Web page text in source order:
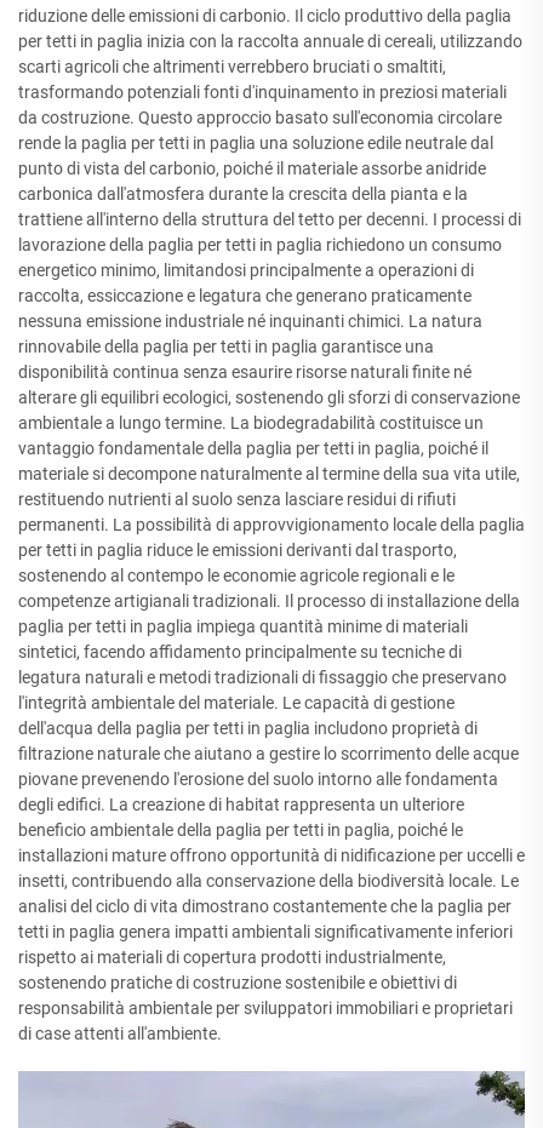
riduzione delle emissioni di carbonio. Il ciclo produttivo della paglia
per tetti in paglia inizia con la raccolta annuale di cereali, utilizzando
scarti agricoli che altrimenti verrebbero bruciati o smaltiti,
trasformando potenziali fonti d'inquinamento in preziosi materiali
da costruzione. Questo approccio basato sull'economia circolare
rende la paglia per tetti in paglia una soluzione edile neutrale dal
punto di vista del carbonio, poiché il materiale assorbe anidride
carbonica dall'atmosfera durante la crescita della pianta e la
trattiene all'interno della struttura del tetto per decenni. I processi di
lavorazione della paglia per tetti in paglia richiedono un consumo
energetico minimo, limitandosi principalmente a operazioni di
raccolta, essiccazione e legatura che generano praticamente
nessuna emissione industriale né inquinanti chimici. La natura
rinnovabile della paglia per tetti in paglia garantisce una
disponibilità continua senza esaurire risorse naturali finite né
alterare gli equilibri ecologici, sostenendo gli sforzi di conservazione
ambientale a lungo termine. La biodegradabilità costituisce un
vantaggio fondamentale della paglia per tetti in paglia, poiché il
materiale si decompone naturalmente al termine della sua vita utile,
restituendo nutrienti al suolo senza lasciare residui di rifiuti
permanenti. La possibilità di approvvigionamento locale della paglia
per tetti in paglia riduce le emissioni derivanti dal trasporto,
sostenendo al contempo le economie agricole regionali e le
competenze artigianali tradizionali. Il processo di installazione della
paglia per tetti in paglia impiega quantità minime di materiali
sintetici, facendo affidamento principalmente su tecniche di
legatura naturali e metodi tradizionali di fissaggio che preservano
l'integrità ambientale del materiale. Le capacità di gestione
dell'acqua della paglia per tetti in paglia includono proprietà di
filtrazione naturale che aiutano a gestire lo scorrimento delle acque
piovane prevenendo l'erosione del suolo intorno alle fondamenta
degli edifici. La creazione di habitat rappresenta un ulteriore
beneficio ambientale della paglia per tetti in paglia, poiché le
installazioni mature offrono opportunità di nidificazione per uccelli e
insetti, contribuendo alla conservazione della biodiversità locale. Le
analisi del ciclo di vita dimostrano costantemente che la paglia per
tetti in paglia genera impatti ambientali significativamente inferiori
rispetto ai materiali di copertura prodotti industrialmente,
sostenendo pratiche di costruzione sostenibile e obiettivi di
responsabilità ambientale per sviluppatori immobiliari e proprietari
di case attenti all'ambiente.